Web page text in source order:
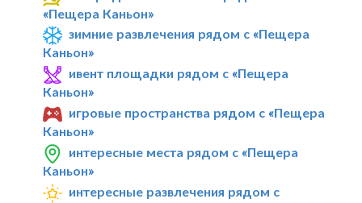
«Пещера Каньон»
зимние развлечения рядом с «Пещера
Каньон»
ивент площадки рядом с «Пещера
Каньон»
игровые пространства рядом с «Пещера
Каньон»
интересные места рядом с «Пещера
Каньон»
интересные развлечения рядом с